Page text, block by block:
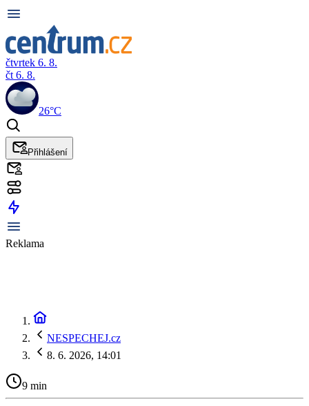
čtvrtek 6. 8.
čt 6. 8.
26°C
Přihlášení
Reklama
NESPECHEJ.cz
8. 6. 2026, 14:01
9 min